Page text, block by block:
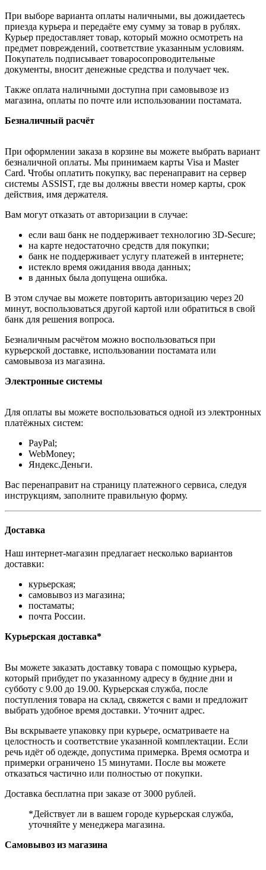
При выборе варианта оплаты наличными, вы дожидаетесь
приезда курьера и передаёте ему сумму за товар в рублях.
Курьер предоставляет товар, который можно осмотреть на
предмет повреждений, соответствие указанным условиям.
Покупатель подписывает товаросопроводительные
документы, вносит денежные средства и получает чек.
Также оплата наличными доступна при самовывозе из
магазина, оплаты по почте или использовании постамата.
Безналичный расчёт
При оформлении заказа в корзине вы можете выбрать вариант
безналичной оплаты. Мы принимаем карты Visa и Master
Card. Чтобы оплатить покупку, вас перенаправит на сервер
системы ASSIST, где вы должны ввести номер карты, срок
действия, имя держателя.
Вам могут отказать от авторизации в случае:
если ваш банк не поддерживает технологию 3D-Secure;
на карте недостаточно средств для покупки;
банк не поддерживает услугу платежей в интернете;
истекло время ожидания ввода данных;
в данных была допущена ошибка.
В этом случае вы можете повторить авторизацию через 20
минут, воспользоваться другой картой или обратиться в свой
банк для решения вопроса.
Безналичным расчётом можно воспользоваться при
курьерской доставке, использовании постамата или
самовывоза из магазина.
Электронные системы
Для оплаты вы можете воспользоваться одной из электронных
платёжных систем:
PayPal;
WebMoney;
Яндекс.Деньги.
Вас перенаправит на страницу платежного сервиса, следуя
инструкциям, заполните правильную форму.
Доставка
Наш интернет-магазин предлагает несколько вариантов
доставки:
курьерская;
самовывоз из магазина;
постаматы;
почта России.
Курьерская доставка*
Вы можете заказать доставку товара с помощью курьера,
который прибудет по указанному адресу в будние дни и
субботу с 9.00 до 19.00. Курьерская служба, после
поступления товара на склад, свяжется с вами и предложит
выбрать удобное время доставки. Уточнит адрес.
Вы вскрываете упаковку при курьере, осматриваете на
целостность и соответствие указанной комплектации. Если
речь идёт об одежде, допустима примерка. Время осмотра и
примерки ограничено 15 минутами. После вы можете
отказаться частично или полностью от покупки.
Доставка бесплатна при заказе от 3000 рублей.
*Действует ли в вашем городе курьерская служба,
уточняйте у менеджера магазина.
Самовывоз из магазина